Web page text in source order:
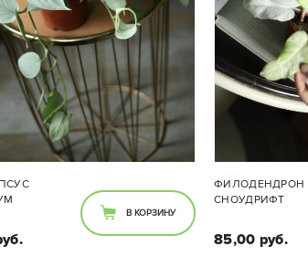
В КОРЗИНУ
ФИЛОДЕНДРОН
СНОУДРИФТ
85,00 руб.